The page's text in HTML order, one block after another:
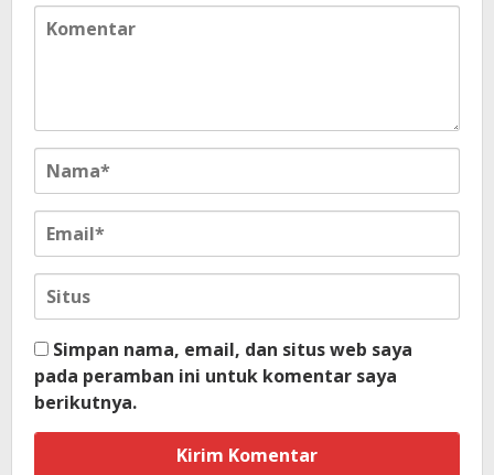
Simpan nama, email, dan situs web saya
pada peramban ini untuk komentar saya
berikutnya.